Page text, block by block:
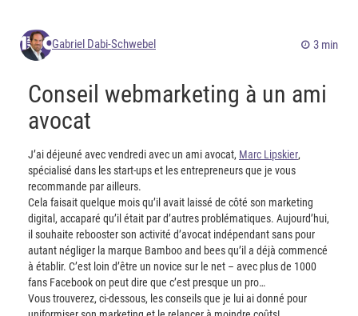
Gabriel Dabi-Schwebel 3 min
Conseil webmarketing à un ami
avocat
J’ai déjeuné avec vendredi avec un ami avocat, Marc Lipskier,
spécialisé dans les start-ups et les entrepreneurs que je vous
recommande par ailleurs.
Cela faisait quelque mois qu’il avait laissé de côté son marketing
digital, accaparé qu’il était par d’autres problématiques. Aujourd’hui,
il souhaite rebooster son activité d’avocat indépendant sans pour
autant négliger la marque Bamboo and bees qu’il a déjà commencé
à établir. C’est loin d’être un novice sur le net – avec plus de 1000
fans Facebook on peut dire que c’est presque un pro…
Vous trouverez, ci-dessous, les conseils que je lui ai donné pour